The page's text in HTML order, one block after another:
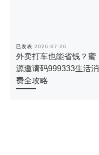
已发表 2026-07-26
外卖打车也能省钱？蜜
源邀请码999333生活消
费全攻略